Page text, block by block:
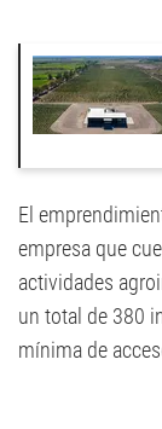
El
empresa que
actividades
un total de 380
mínima de